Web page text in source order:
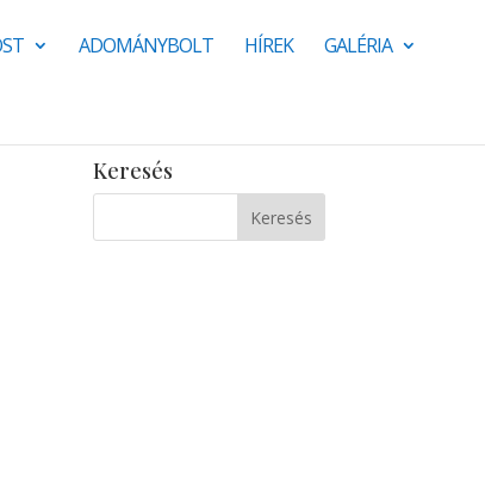
ADOMÁNYBOLT HÍREK GALÉRIA
Keresés